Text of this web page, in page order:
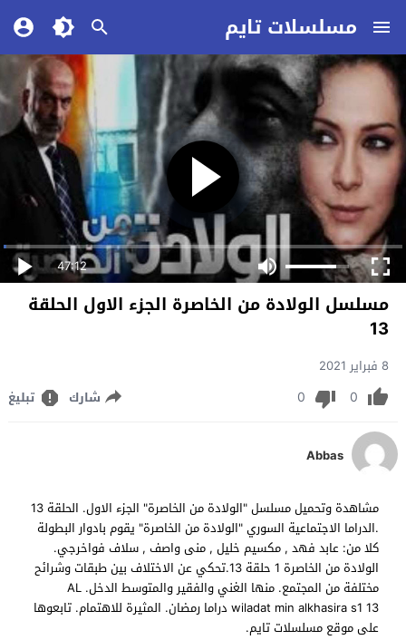
مسلسلات تايم
47:12
مسلسل الولادة من الخاصرة الجزء الاول الحلقة
13
8 فبراير 2021
0
0 شارك تبليغ
Abbas
مشاهدة وتحميل مسلسل "الولادة من الخاصرة" الجزء الاول. الحلقة 13
.الدراما الاجتماعية السوري "الولادة من الخاصرة" يقوم بادوار البطولة
كلا من: عابد فهد , مكسيم خليل , منى واصف , سلاف فواخرجي.
الولادة من الخاصرة 1 حلقة 13.تحكي عن الاختلاف بين طبقات وشرائح
مختلفة من المجتمع. منها الغني والفقير والمتوسط الدخل. AL
wiladat min alkhasira s1 13 دراما رمضان. المثيرة للاهتمام. تابعوها
على موقع مسلسلات تايم.